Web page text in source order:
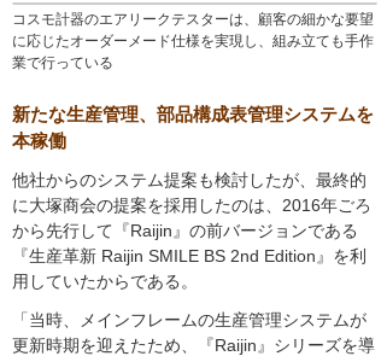
コスモ計器のエアリークテスターは、顧客の細かな要望
に応じたオーダーメード仕様を実現し、組み立ても手作
業で行っている
新たな生産管理、部品構成表管理システムを
本稼働
他社からのシステム提案も検討したが、最終的
に大塚商会の提案を採用したのは、2016年ごろ
から先行して『Raijin』の前バージョンである
『生産革新 Raijin SMILE BS 2nd Edition』を利
用していたからである。
「当時、メインフレームの生産管理システムが
更新時期を迎えたため、『Raijin』シリーズを導